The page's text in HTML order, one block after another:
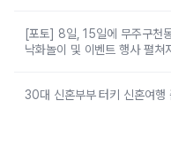
[포토] 8일, 15일에 무주구천
낙화놀이 및 이벤트 행사 펼쳐
30대 신혼부부 터키 신혼여